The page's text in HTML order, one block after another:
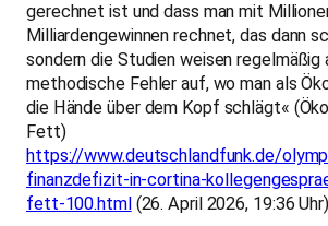
gerechnet ist und dass man mit
Milliardengewinnen rechnet, das dann
sondern die Studien weisen regelmäßig
methodische Fehler auf, wo man als
die Hände über dem Kopf schlägt«
Fett)
https://www.deutschlandfunk.de/
finanzdefizit-in-cortina-
fett-100.html (26. April 2026, 19:36 Uhr)